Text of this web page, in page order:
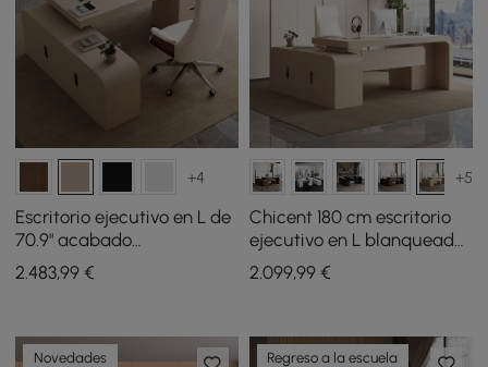
+4
Escritorio ejecutivo en L de
70.9" acabado
blanqueado, mano
izquierda, y silla de cuero
2.483,99 €
+5
Chicent 180 cm escritorio
ejecutivo en L blanqueado
con retorno a la derecha
2.099,99€
Novedades Regreso a la escuela